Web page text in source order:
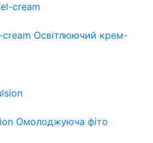
cream Освітлюючий крем-
Омолоджуюча фіто